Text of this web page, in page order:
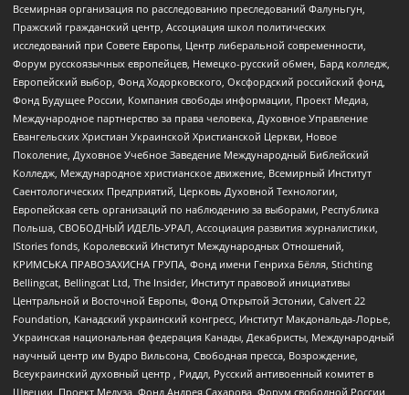
Всемирная организация по расследованию преследований Фалуньгун,
Пражский гражданский центр, Ассоциация школ политических
исследований при Совете Европы, Центр либеральной современности,
Форум русскоязычных европейцев, Немецко-русский обмен, Бард колледж,
Европейский выбор, Фонд Ходорковского, Оксфордский российский фонд,
Фонд Будущее России, Компания свободы информации, Проект Медиа,
Международное партнерство за права человека, Духовное Управление
Евангельских Христиан Украинской Христианской Церкви, Новое
Поколение, Духовное Учебное Заведение Международный Библейский
Колледж, Международное христианское движение, Всемирный Институт
Саентологических Предприятий, Церковь Духовной Технологии,
Европейская сеть организаций по наблюдению за выборами, Республика
Польша, СВОБОДНЫЙ ИДЕЛЬ-УРАЛ, Ассоциация развития журналистики,
IStories fonds, Королевский Институт Международных Отношений,
КРИМСЬКА ПРАВОЗАХИСНА ГРУПА, Фонд имени Генриха Бёлля, Stichting
Bellingcat, Bellingcat Ltd, The Insider, Институт правовой инициативы
Центральной и Восточной Европы, Фонд Открытой Эстонии, Calvert 22
Foundation, Канадский украинский конгресс, Институт Макдональда-Лорье,
Украинская национальная федерация Канады, Декабристы, Международный
научный центр им Вудро Вильсона, Свободная пресса, Возрождение,
Всеукраинский духовный центр , Риддл, Русский антивоенный комитет в
Швеции, Проект Медуза, Фонд Андрея Сахарова, Форум свободной России,